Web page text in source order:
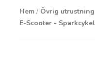
Hem / Övrig
E-Scooter - Sparkcykel